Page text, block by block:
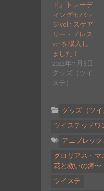
ド』トレーデ
ィング缶バッ
ジ vol.1 スケア
リー・ドレス
ver.を購入し
ました！
2022年11月8日
グッズ（ツイ
ステ）
グッズ（ツイ
ツイステッドワ
アニプレック
グロリアス・マ
花と救いの鐘〜
ツイステ